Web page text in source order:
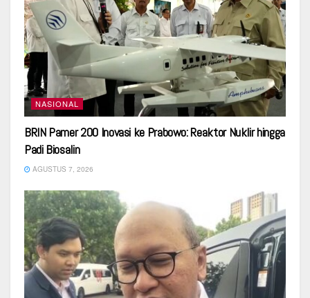
NASIONAL
BRIN Pamer 200 Inovasi ke Prabowo: Reaktor Nuklir hingga
Padi Biosalin
AGUSTUS 7, 2026